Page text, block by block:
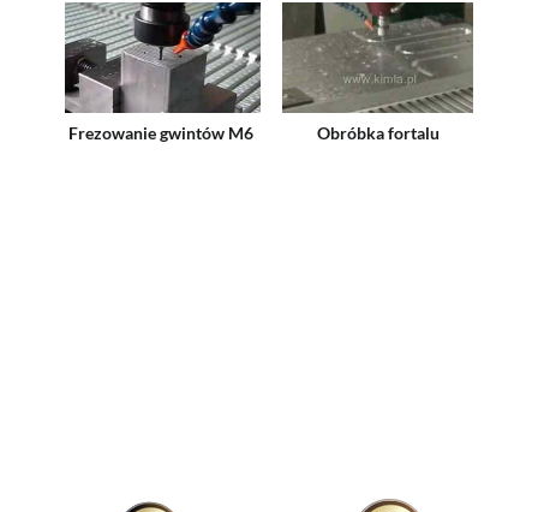
Frezowanie gwintów M6 Obróbka fortalu